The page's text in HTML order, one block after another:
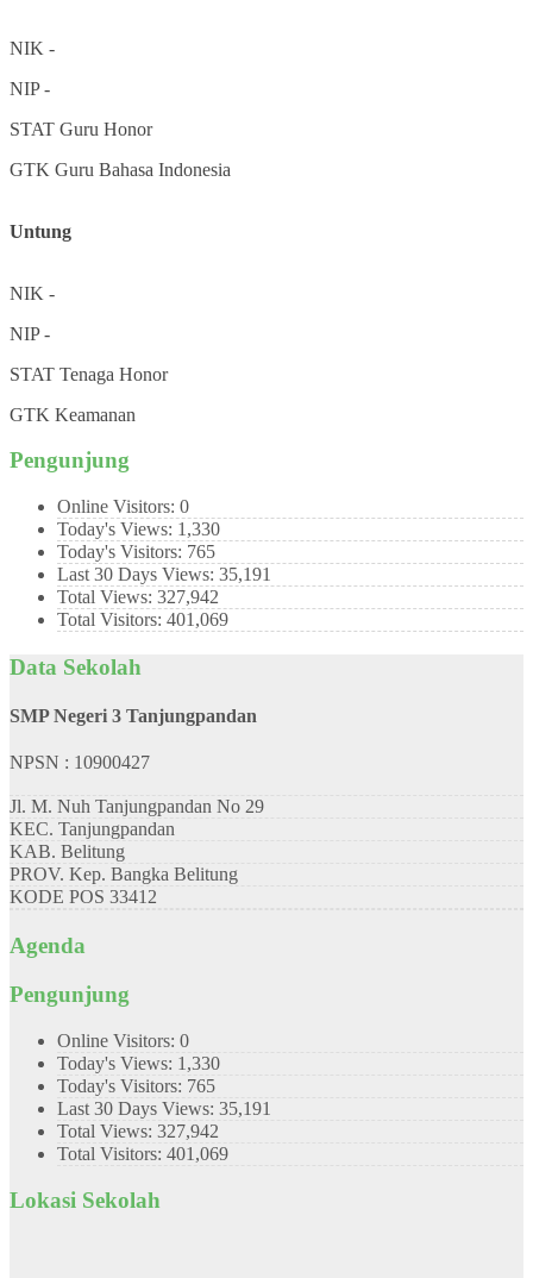
NIK -
NIP-
STAT Guru Honor
GTK Guru Bahasa Indonesia
Untung
NIK -
NIP-
STAT Tenaga Honor
GTK Keamanan
Pengunjung
Online Visitors: 0
Today's Views: 1,330
Today's Visitors: 765
Last 30 Days Views: 35,191
Total Views: 327,942
Total Visitors: 401,069
Data Sekolah
SMP Negeri 3 Tanjungpandan
NPSN : 10900427
Jl. M. Nuh Tanjungpandan No 29
KEC. Tanjungpandan
KAB. Belitung
PROV. Kep. Bangka Belitung
KODE POS 33412
Agenda
Pengunjung
Online Visitors: 0
Today's Views: 1,330
Today's Visitors: 765
Last 30 Days Views: 35,191
Total Views: 327,942
Total Visitors: 401,069
Lokasi Sekolah